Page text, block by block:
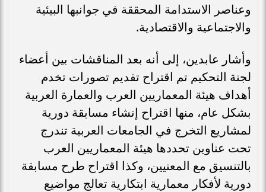
وعناصر الاستدامة المحققة في جوانبها البيئية
والاجتماعية والاقتصادية.
وأشار عابدين، إلى أنه بعد المناقشات بين أعضاء
لجنة التحكيم تم اقتراح تقديم تصورات تخدم
أهداف هيئة المعماريين العرب والعمارة العربية
بشكل عام، منها اقتراح إنشاء مسابقة دورية
لمشاريع التخرج في الجامعات العربية تندرج
تحت عناوين تحددها هيئة المعماريين العرب
بالتنسيق مع المعنيين، وكذا اقتراح طرح مسابقة
دورية لأفكار معمارية ابتكارية تعالج مواضيع